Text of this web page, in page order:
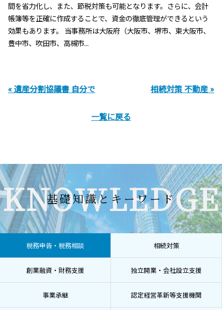
間を省力化し、また、節税対策も可能となります。さらに、会計
帳簿等を正確に作成することで、資金の徹底管理ができるという
効果もあります。 当事務所は大阪府（大阪市、堺市、東大阪市、
豊中市、吹田市、高槻市...
« 遺産分割協議書 自分で 相続対策 不動産 »
一覧に戻る
KNOWLEDGE
基礎知識とキーワード
税務申告・税務相談 相続対策
創業融資・財務支援 独立開業・会社設立支援
事業承継 認定経営革新等支援機関